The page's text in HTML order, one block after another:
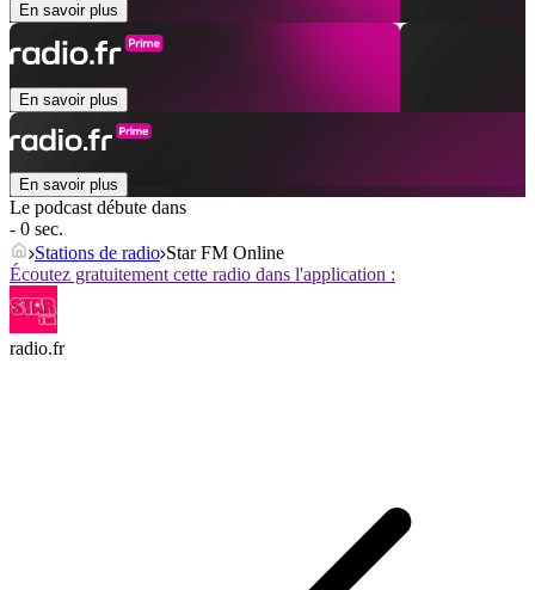
En savoir plus
En savoir plus
En savoir plus
Le podcast débute dans
- 0 sec.
Stations de radio Star FM Online
Écoutez gratuitement cette radio dans l'application :
radio.fr